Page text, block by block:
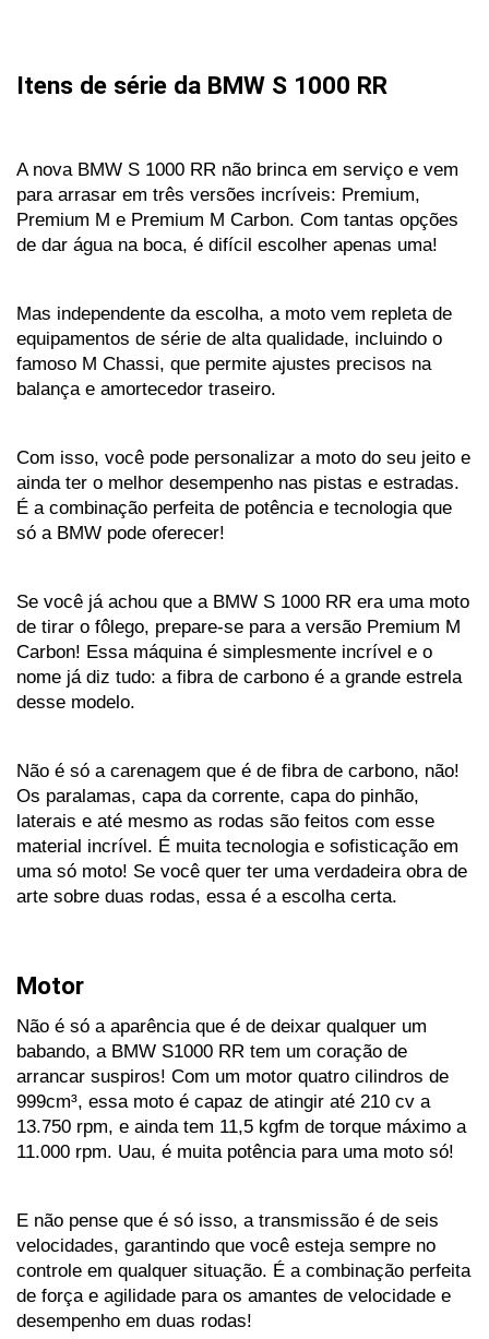
Itens de série da BMW S 1000 RR
A nova BMW S 1000 RR não brinca em serviço e vem
para arrasar em três versões incríveis: Premium,
Premium M e Premium M Carbon. Com tantas opções
de dar água na boca, é difícil escolher apenas uma!
Mas independente da escolha, a moto vem repleta de
equipamentos de série de alta qualidade, incluindo o
famoso M Chassi, que permite ajustes precisos na
balança e amortecedor traseiro.
Com isso, você pode personalizar a moto do seu jeito e
ainda ter o melhor desempenho nas pistas e estradas.
É a combinação perfeita de potência e tecnologia que
só a BMW pode oferecer!
Se você já achou que a BMW S 1000 RR era uma moto
de tirar o fôlego, prepare-se para a versão Premium M
Carbon! Essa máquina é simplesmente incrível e o
nome já diz tudo: a fibra de carbono é a grande estrela
desse modelo.
Não é só a carenagem que é de fibra de carbono, não!
Os paralamas, capa da corrente, capa do pinhão,
laterais e até mesmo as rodas são feitos com esse
material incrível. É muita tecnologia e sofisticação em
uma só moto! Se você quer ter uma verdadeira obra de
arte sobre duas rodas, essa é a escolha certa.
Motor
Não é só a aparência que é de deixar qualquer um
babando, a BMW S1000 RR tem um coração de
arrancar suspiros! Com um motor quatro cilindros de
999cm³, essa moto é capaz de atingir até 210 cv a
13.750 rpm, e ainda tem 11,5 kgfm de torque máximo a
11.000 rpm. Uau, é muita potência para uma moto só!
E não pense que é só isso, a transmissão é de seis
velocidades, garantindo que você esteja sempre no
controle em qualquer situação. É a combinação perfeita
de força e agilidade para os amantes de velocidade e
desempenho em duas rodas!